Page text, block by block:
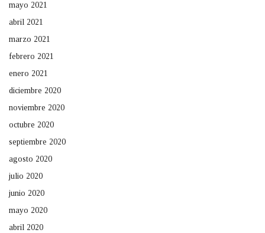
mayo 2021
abril 2021
marzo 2021
febrero 2021
enero 2021
diciembre 2020
noviembre 2020
octubre 2020
septiembre 2020
agosto 2020
julio 2020
junio 2020
mayo 2020
abril 2020